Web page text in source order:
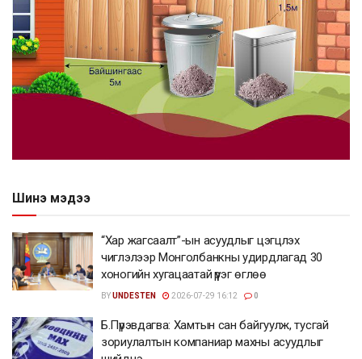
Шинэ мэдээ
“Хар жагсаалт”-ын асуудлыг цэгцлэх
чиглэлээр Монголбанкны удирдлагад 30
хоногийн хугацаатай үүрэг өглөө
BYUNDESTEN 2026-07-29 16:12 0
Б.Пүрэвдагва: Хамтын сан байгуулж, тусгай
зориулалтын компаниар махны асуудлыг